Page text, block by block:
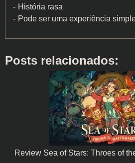
História rasa
Pode ser uma experiência
Posts relacionados:
Review Sea of Stars: Throes of